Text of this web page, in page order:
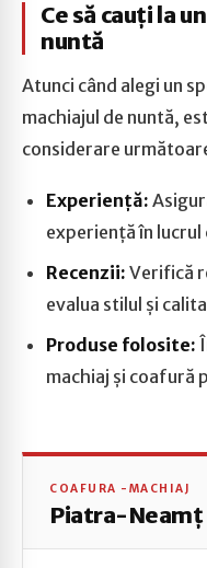
Ce să cauți la
nuntă
Atunci când alegi un
machiajul de nuntă,
considerare
Experiență:
experiență în lucrul
Recenzii: Verifică
evalua stilul și
Produse folosite:
machiaj și coafură
COAFURA -MACHIAJ
Piatra-Neamț